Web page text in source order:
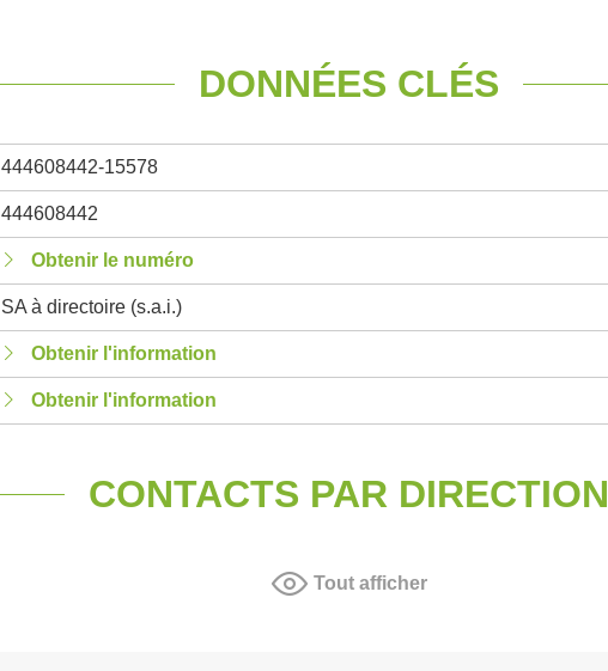
DONNÉES CLÉS
444608442-15578
444608442
Obtenir le numéro
SA à directoire (s.a.i.)
Obtenir l'information
Obtenir l'information
CONTACTS PAR DIRECTION
Tout afficher